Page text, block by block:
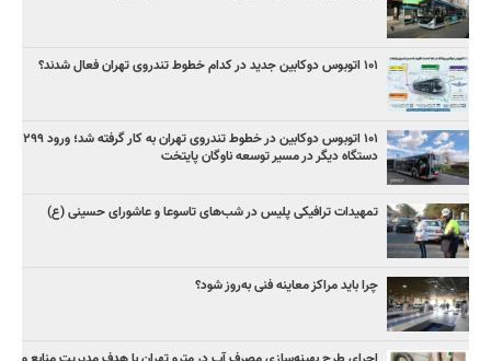
۱۰۱ اتوبوس دوکابین جدید در کدام خطوط تندروی تهران فعال شدند؟
۱۰۱ اتوبوس دوکابین در خطوط تندروی تهران به کار گرفته شد؛ ورود ۲۹۹
دستگاه دیگر در مسیر توسعه ناوگان پایتخت
تمهیدات ترافیکی پلیس در شب‌های تاسوعا و عاشورای حسینی (ع)
چرا باید مراکز معاینه فنی به‌روز شود؟